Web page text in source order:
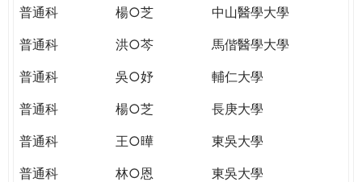
普通科
楊○芝
中山醫學大學
普通科
洪○芩
馬偕醫學大學
普通科
吳○妤
輔仁大學
普通科
楊○芝
長庚大學
普通科
王○曄
東吳大學
普通科
林○恩
東吳大學